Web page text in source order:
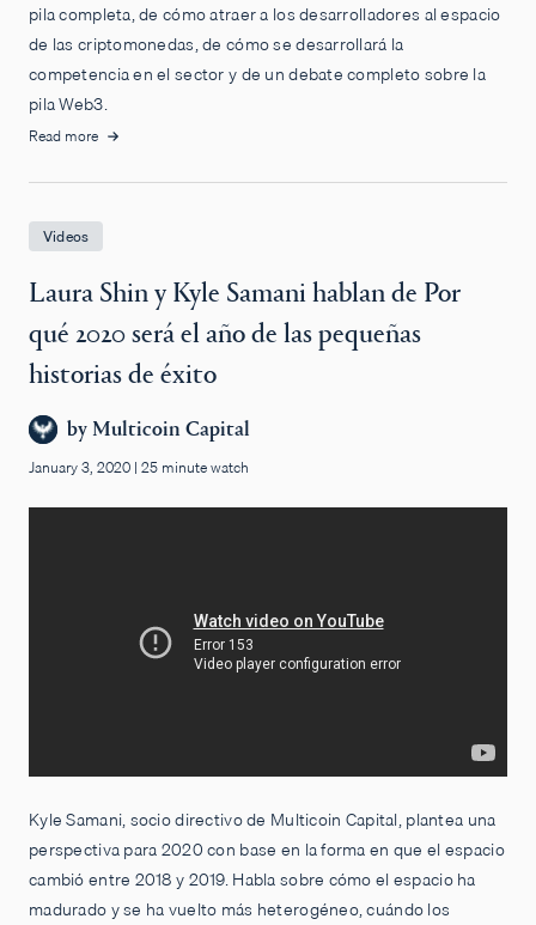
pila completa, de cómo atraer a los desarrolladores al espacio
de las criptomonedas, de cómo se desarrollará la
competencia en el sector y de un debate completo sobre la
pila Web3.
Read more
Videos
Laura Shin y Kyle Samani hablan de Por
qué 2020 será el año de las pequeñas
historias de éxito
byMulticoin Capital
January 3, 2020 | 25 minute watch
Kyle Samani, socio directivo de Multicoin Capital, plantea una
perspectiva para 2020 con base en la forma en que el espacio
cambió entre 2018 y 2019. Habla sobre cómo el espacio ha
madurado y se ha vuelto más heterogéneo, cuándo los